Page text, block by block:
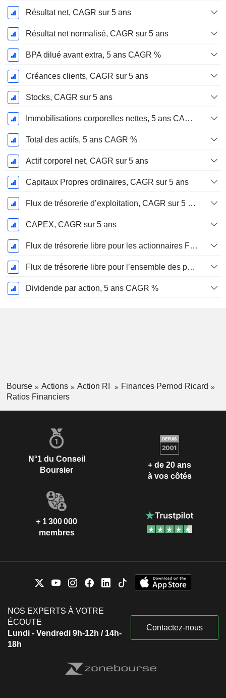
Résultat net, CAGR sur 5 ans
Résultat net normalisé, CAGR sur 5 ans
BPA dilué avant extra, 5 ans CAGR %
Créances clients, CAGR sur 5 ans
Stocks, CAGR sur 5 ans
Immobilisations corporelles nettes, 5 ans CAGR %
Total des actifs, 5 ans CAGR %
Actif corporel net, CAGR sur 5 ans
Capitaux Propres ordinaires, CAGR sur 5 ans
Flux de trésorerie d’exploitation, CAGR sur 5 ans
CAPEX, CAGR sur 5 ans
Flux de trésorerie libre pour les actionnaires FCFE, CAGR sur 5 ans
Flux de trésorerie libre pour l’ensemble des pourvoyeurs de fonds (créanciers et actionnaires) FCFF, CAGR sur 5 ans
Dividende par action, 5 ans CAGR %
Bourse Actions Action RI
Finances Pernod Ricard
Ratios Financiers
N°1 du Conseil
Boursier
+ de 20 ans
à vos côtés
+ 1 300 000
membres
NOS EXPERTS À VOTRE
ÉCOUTE
Lundi - Vendredi 9h-12h / 14h-
18h
Contactez-nous